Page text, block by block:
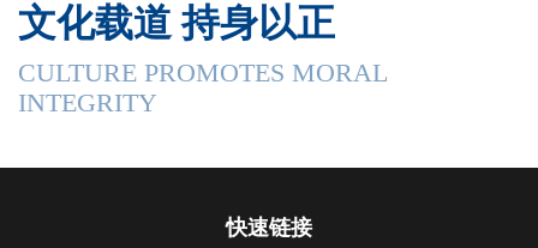
文化载道 持身以正
CULTURE PROMOTES MORAL
INTEGRITY
快速链接